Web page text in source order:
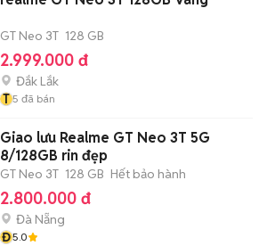
GT Neo 3T 128 GB
2.999.000 đ
Đắk Lắk
T 5 đã bán
Giao lưu Realme GT Neo 3T 5G
8/128GB rin đẹp
GT Neo 3T 128 GB Hết bảo hành
2.800.000 đ
Đà Nẵng
Đ5.0